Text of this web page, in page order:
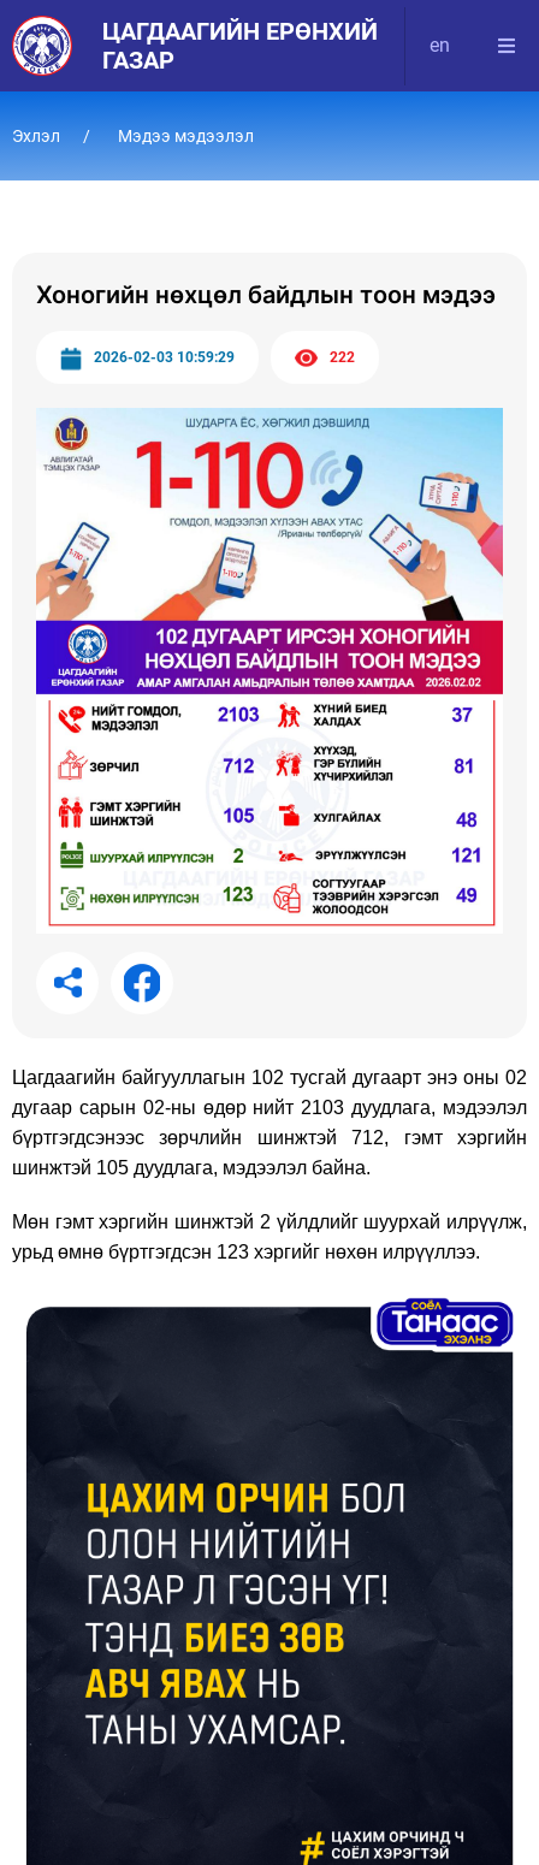
ЦАГДААГИЙН ЕРӨНХИЙ
ГАЗАР
en
Эхлэл Мэдээ мэдээлэл
Хоногийн нөхцөл байдлын тоон мэдээ
2026-02-03 10:59:29 222
Цагдаагийн байгууллагын 102 тусгай дугаарт энэ оны 02
дугаар сарын 02-ны өдөр нийт 2103 дуудлага, мэдээлэл
бүртгэгдсэнээс зөрчлийн шинжтэй 712, гэмт хэргийн
шинжтэй 105 дуудлага, мэдээлэл байна.
Мөн гэмт хэргийн шинжтэй 2 үйлдлийг шуурхай илрүүлж,
урьд өмнө бүртгэгдсэн 123 хэргийг нөхөн илрүүллээ.